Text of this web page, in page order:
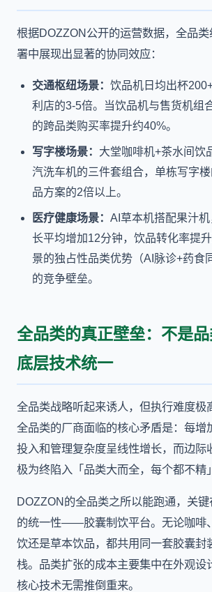
根据DOZZON公开的运营数据，全品
署中展现出显著的协同效应：
交通枢纽场景： 饮品机日均出杯
利店的3-5倍。当饮品机与售货机组
的跨品类购买率提升约40%。
写字楼场景： 大堂咖啡机+茶水间饮
汽洗车机的三件套组合，单栋写字
品方案的2倍以上。
医疗健康场景： AI草本机搭配果汁
长平均增加12分钟，饮品转化率提
景的独占性品类优势（AI脉诊+药食
的竞争壁垒。
全品类的真正壁垒：不是
底层技术统一
全品类战略听起来诱人，但执行难度极
全品类的厂商面临的核心矛盾是：每增
投入和管理复杂度呈线性增长，而边际
极为终陷入「品类大而全，每个都不精
DOZZON的全品类之所以能跑通，关
的统一性——胶囊制饮平台。无论咖啡
饮还是草本饮品，都共用同一套胶囊封
栈。品类扩张的成本主要集中在外观设
核心技术无需推倒重来。